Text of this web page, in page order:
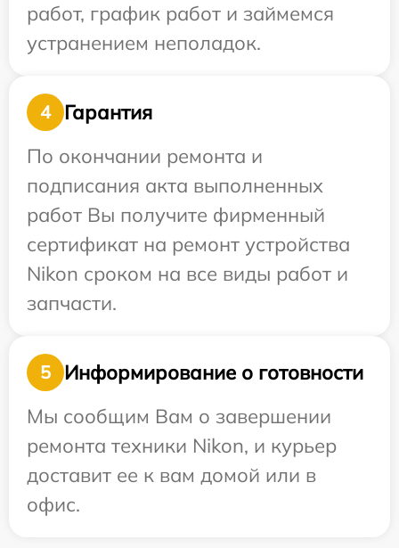
работ, график работ и займемся
устранением неполадок.
4
Гарантия
По окончании ремонта и
подписания акта выполненных
работ Вы получите фирменный
сертификат на ремонт устройства
Nikon сроком на все виды работ и
запчасти.
5
Информирование о готовности
Мы сообщим Вам о завершении
ремонта техники Nikon, и курьер
доставит ее к вам домой или в
офис.